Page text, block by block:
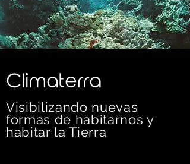
C limaterra
Visibilizando nuevas
formas de habitarnos y
habitar la Tierra